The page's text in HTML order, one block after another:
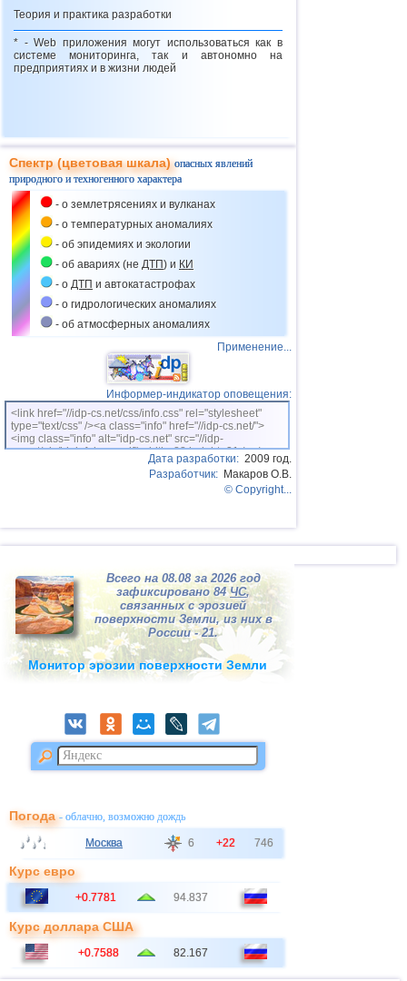
Маслов А.В.
Порядок импорта файла geotarg.sql
Макаров О.В.
МониторингОРВИи гриппа (2009)
Теория и практика разработки
* - Web приложения могут использоваться как в
системе мониторинга, так и автономно на
предприятиях и в жизни людей
Спектр (цветовая шкала)опасных явлений
природного и техногенного характера
- о землетрясениях и вулканах
- о температурных аномалиях
- об эпидемиях и экологии
- об авариях (не ДТП) и КИ
- о ДТП и автокатастрофах
- о гидрологических аномалиях
- об атмосферных аномалиях
Применение...
Информер-индикатор оповещения:
<link href="//idp-cs.net/css/info.css" rel="stylesheet"
type="text/css" /><a class="info" href="//idp-cs.net/">
<img class="info" alt="idp-cs.net" src="//idp-
cs.net/pix/idpinfok_sm.gif" width=88 height=31 /></a>
Дата разработки: 2009 год.
Разработчик: Макаров О.В.
© Copyright...
Всего на 08.08 за 2026 год
зафиксировано 84ЧС,
связанных с эрозией
поверхности Земли, из них в
России - 21.
Монитор эрозии поверхности Земли
Погода- облачно, возможно дождь
Москва 6 +22 746
Курс евро
+0.7781 94.837
Курс доллара США
+0.7588 82.167